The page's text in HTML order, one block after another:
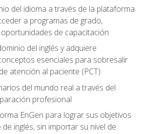
del idioma a través de la plataforma
a programas de grado,
de capacitación
del inglés y adquiere
esenciales para sobresalir
atención al paciente (PCT)
del mundo real a través del
profesional
EnGen para lograr sus objetivos
inglés, sin importar su nivel de